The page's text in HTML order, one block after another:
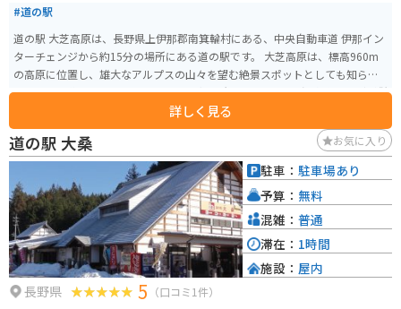
#道の駅
道の駅 大芝高原は、長野県上伊那郡南箕輪村にある、中央自動車道 伊那イン
ターチェンジから約15分の場所にある道の駅です。 大芝高原は、標高960m
の高原に位置し、雄大なアルプスの山々を望む絶景スポットとしても知られ
ています。道の駅には、地元の農産物直売所やレストラン、温泉施設などが併
設されており、ドライブの休憩スポットとして最適です。 周辺には、ハイキ
ングコースやキャンプ場、美術館などもあり、自然と文化を満喫できます。
バイクで訪れる場合、伊那インターチェンジからビーナスラインへのアクセ
スも良く、ツーリングの拠点としてもおすすめです。 地元の名産品として
は、高原野菜や果物、そばなどが有名です。道の駅では、新鮮な農産物を購
入することができます。また、レストランでは、地元の食材を使った料理を
楽しむことができます。 特に、夏には高原野菜を使った料理がおすすめで
す。
詳しく見る
道の駅 大桑 お気に入り
長野県 5 （口コミ1件）
駐車： 駐車場あり
予算： 無料
混雑： 普通
滞在： 1時間
施設： 屋内